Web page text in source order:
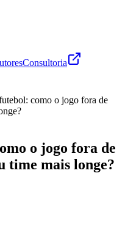
Consultoria
como o jogo fora de
o jogo fora de
time mais longe?